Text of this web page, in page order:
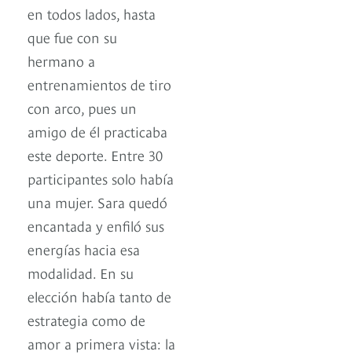
en todos lados, hasta
que fue con su
hermano a
entrenamientos de tiro
con arco, pues un
amigo de él practicaba
este deporte. Entre 30
participantes solo había
una mujer. Sara quedó
encantada y enfiló sus
energías hacia esa
modalidad. En su
elección había tanto de
estrategia como de
amor a primera vista: la